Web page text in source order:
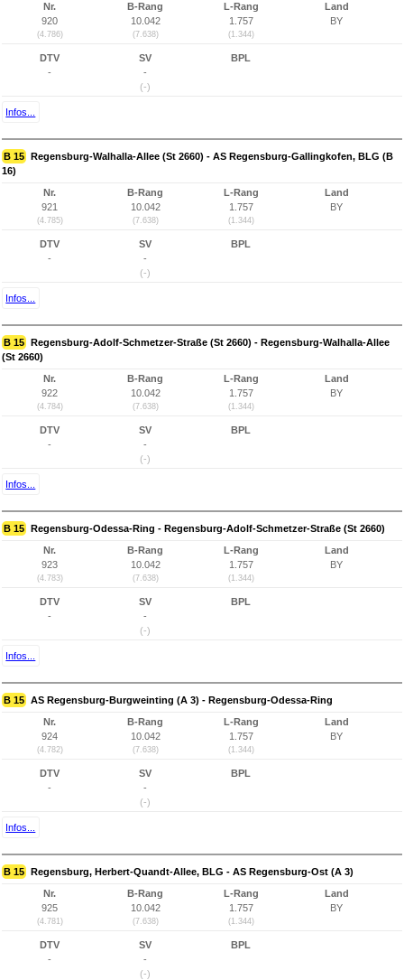
Nr.
920
(4.786)
B-Rang
10.042
(7.638)
L-Rang
1.757
(1.344)
Land
BY
DTV
-
SV
-
(-)
BPL
Infos...
B 15 Regensburg-Walhalla-Allee (St 2660) - AS Regensburg-Gallingkofen, BLG (B
16)
Nr.
921
(4.785)
B-Rang
10.042
(7.638)
L-Rang
1.757
(1.344)
Land
BY
DTV
-
SV
-
(-)
BPL
Infos...
B 15 Regensburg-Adolf-Schmetzer-Straße (St 2660) - Regensburg-Walhalla-Allee
(St 2660)
Nr.
922
(4.784)
B-Rang
10.042
(7.638)
L-Rang
1.757
(1.344)
Land
BY
DTV
-
SV
-
(-)
BPL
Infos...
B 15 Regensburg-Odessa-Ring - Regensburg-Adolf-Schmetzer-Straße (St 2660)
Nr.
923
(4.783)
B-Rang
10.042
(7.638)
L-Rang
1.757
(1.344)
Land
BY
DTV
-
SV
-
(-)
BPL
Infos...
B 15 AS Regensburg-Burgweinting (A 3) - Regensburg-Odessa-Ring
Nr.
924
(4.782)
B-Rang
10.042
(7.638)
L-Rang
1.757
(1.344)
Land
BY
DTV
-
SV
-
(-)
BPL
Infos...
B 15 Regensburg, Herbert-Quandt-Allee, BLG - AS Regensburg-Ost (A 3)
Nr.
925
(4.781)
B-Rang
10.042
(7.638)
L-Rang
1.757
(1.344)
Land
BY
DTV
-
SV
-
(-)
BPL